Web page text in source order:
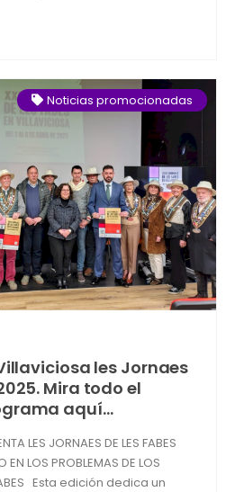
Noticias promocionadas
les Jornaes
Mira todo el
aquí...
LES JORNAES DE LES FABES
EN LOS PROBLEMAS DE LOS
Esta edición dedica un